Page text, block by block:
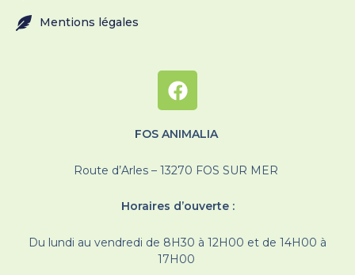
Mentions légales
FOS ANIMALIA
Route d’Arles – 13270 FOS SUR MER
Horaires d’ouverte :
Du lundi au vendredi de 8H30 à 12H00 et de 14H00 à
17H00